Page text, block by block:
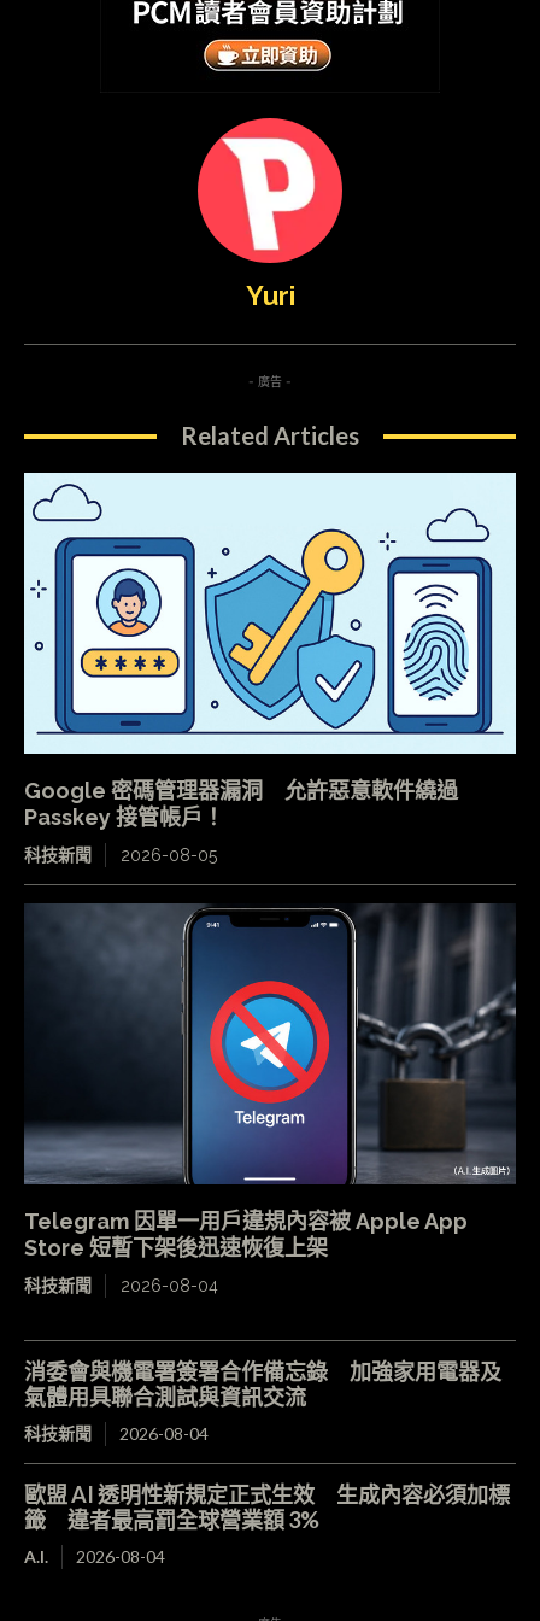
Yuri
- 廣告 -
Related Articles
Google 密碼管理器漏洞 允許惡意軟件繞過
Passkey 接管帳戶！
科技新聞 2026-08-05
Telegram 因單一用戶違規內容被 Apple App
Store 短暫下架後迅速恢復上架
科技新聞 2026-08-04
消委會與機電署簽署合作備忘錄 加強家用電器及
氣體用具聯合測試與資訊交流
科技新聞 2026-08-04
歐盟 AI 透明性新規定正式生效 生成內容必須加標
籤 違者最高罰全球營業額 3%
A.I. 2026-08-04